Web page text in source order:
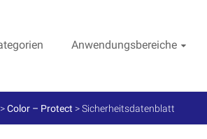
Anwendungsbereiche
>Color – Protect >Sicherheitsdatenblatt